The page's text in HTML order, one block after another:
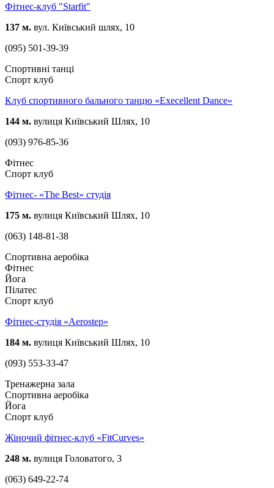
Фітнес-клуб "Starfit"
137 м. вул. Київський шлях, 10
(095) 501-39-39
Спортивні танці
Спорт клуб
Клуб спортивного бального танцю «Execellent Dance»
144 м. вулиця Київський Шлях, 10
(093) 976-85-36
Фітнес
Спорт клуб
Фітнес- «The Best» студія
175 м. вулиця Київський Шлях, 10
(063) 148-81-38
Спортивна аеробіка
Фітнес
Йога
Пілатес
Спорт клуб
Фітнес-студія «Aerostep»
184 м. вулиця Київський Шлях, 10
(093) 553-33-47
Тренажерна зала
Спортивна аеробіка
Йога
Спорт клуб
Жіночий фітнес-клуб «FitCurves»
248 м. вулиця Головатого, 3
(063) 649-22-74